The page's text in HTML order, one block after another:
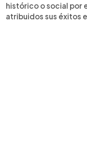
histórico o social por
atribuidos sus éxitos